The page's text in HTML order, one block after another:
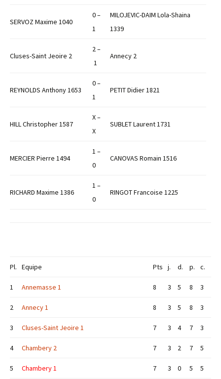
SERVOZ Maxime 1040
0 –
1
MILOJEVIC-DAIM Lola-Shaina
1339
Cluses-Saint Jeoire 2
2 –
1
Annecy 2
REYNOLDS Anthony 1653
0 –
1
PETIT Didier 1821
HILL Christopher 1587
X –
X
SUBLET Laurent 1731
MERCIER Pierre 1494
1 –
0
CANOVAS Romain 1516
RICHARD Maxime 1386
1 –
0
RINGOT Francoise 1225
Pl. Equipe Pts j. d. p. c.
1 Annemasse 1 8 3 5 8 3
2 Annecy 1 8 3 5 8 3
3 Cluses-Saint Jeoire 1 7 3 4 7 3
4 Chambery 2 7 3 2 7 5
5 Chambery 1 7 3 0 5 5